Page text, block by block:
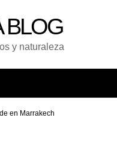
BLOG
y naturaleza
en Marrakech